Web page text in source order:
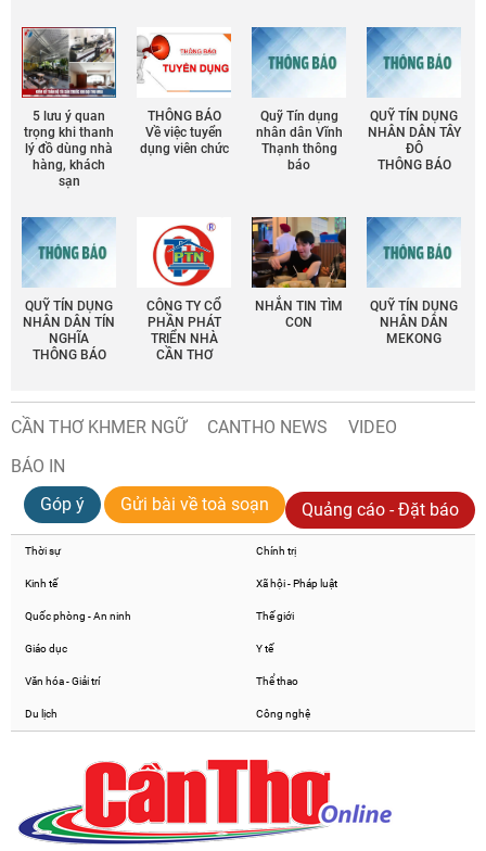
5 lưu ý quan
trọng khi thanh
lý đồ dùng nhà
hàng, khách
sạn
THÔNG BÁO
Về việc tuyển
dụng viên chức
Quỹ Tín dụng
nhân dân Vĩnh
Thạnh thông
báo
QUỸ TÍN DỤNG
NHÂN DÂN TÂY
ĐÔ
THÔNG BÁO
QUỸ TÍN DỤNG
NHÂN DÂN TÍN
NGHĨA
THÔNG BÁO
CÔNG TY CỔ
PHẦN PHÁT
TRIỂN NHÀ
CẦN THƠ
NHẮN TIN TÌM
CON
QUỸ TÍN DỤNG
NHÂN DÂN
MEKONG
CẦN THƠ KHMER NGỮ CANTHO NEWS
VIDEO
BÁO IN
Góp ý
Gửi bài về toà soạn Quảng cáo - Đặt báo
Thời sự Chính trị
Kinh tế Xã hội - Pháp luật
Quốc phòng - An ninh Thế giới
Giáo dục Y tế
Văn hóa - Giải trí Thể thao
Du lịch Công nghệ